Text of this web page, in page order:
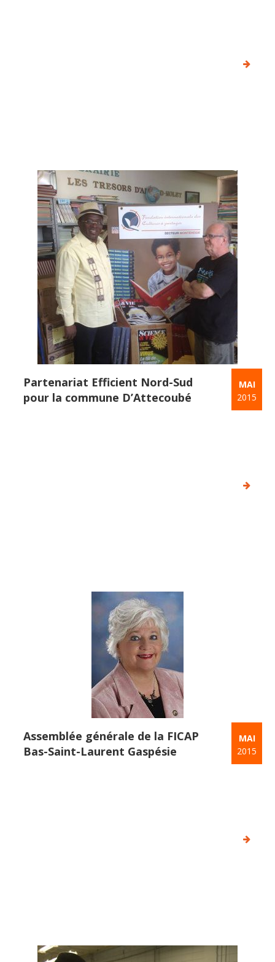
Partenariat Efficient Nord-Sud
pour la commune D’Attecoubé
MAI
2015
Assemblée générale de la FICAP
Bas-Saint-Laurent Gaspésie
MAI
2015